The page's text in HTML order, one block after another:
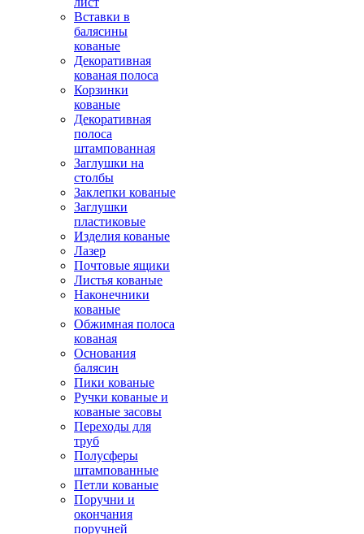
Вставки в
балясины
кованые
Декоративная
кованая полоса
Корзинки
кованые
Декоративная
полоса
штампованная
Заглушки на
столбы
Заклепки кованые
Заглушки
пластиковые
Изделия кованые
Лазер
Почтовые ящики
Листья кованые
Наконечники
кованые
Обжимная полоса
кованая
Основания
балясин
Пики кованые
Ручки кованые и
кованые засовы
Переходы для
труб
Полусферы
штампованные
Петли кованые
Поручни и
окончания
поручней